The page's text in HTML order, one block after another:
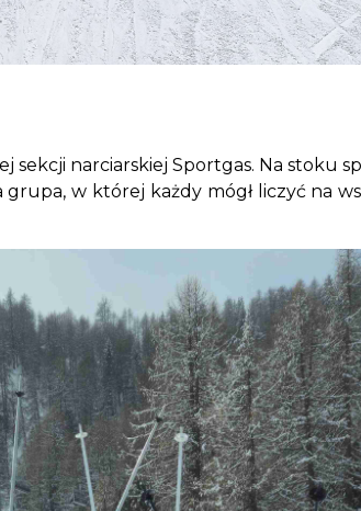
narciarskiej Sportgas. Na stoku
grupa, w której każdy mógł liczyć na